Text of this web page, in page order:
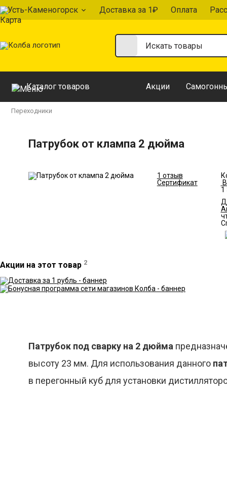
Усть-Каменогорск Доставка за 1₽ Оплата
Каталог товаров Акции
Переходники
Патрубок от клампа 2 дюйма
1 отзыв
Сертификат
1
Акции на этот товар 2
Патрубок под сварку на 2 дюйма
высоту 23 мм. Для использования данного
в перегонный куб для установки